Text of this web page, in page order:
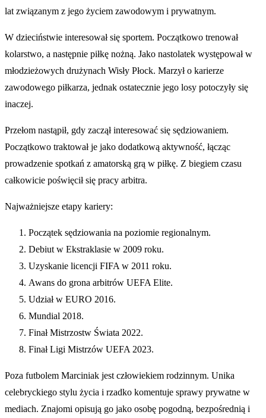
lat związanym z jego życiem zawodowym i prywatnym.
W dzieciństwie interesował się sportem. Początkowo trenował
kolarstwo, a następnie piłkę nożną. Jako nastolatek występował w
młodzieżowych drużynach Wisły Płock. Marzył o karierze
zawodowego piłkarza, jednak ostatecznie jego losy potoczyły się
inaczej.
Przełom nastąpił, gdy zaczął interesować się sędziowaniem.
Początkowo traktował je jako dodatkową aktywność, łącząc
prowadzenie spotkań z amatorską grą w piłkę. Z biegiem czasu
całkowicie poświęcił się pracy arbitra.
Najważniejsze etapy kariery:
Początek sędziowania na poziomie regionalnym.
Debiut w Ekstraklasie w 2009 roku.
Uzyskanie licencji FIFA w 2011 roku.
Awans do grona arbitrów UEFA Elite.
Udział w EURO 2016.
Mundial 2018.
Finał Mistrzostw Świata 2022.
Finał Ligi Mistrzów UEFA 2023.
Poza futbolem Marciniak jest człowiekiem rodzinnym. Unika
celebryckiego stylu życia i rzadko komentuje sprawy prywatne w
mediach. Znajomi opisują go jako osobę pogodną, bezpośrednią i